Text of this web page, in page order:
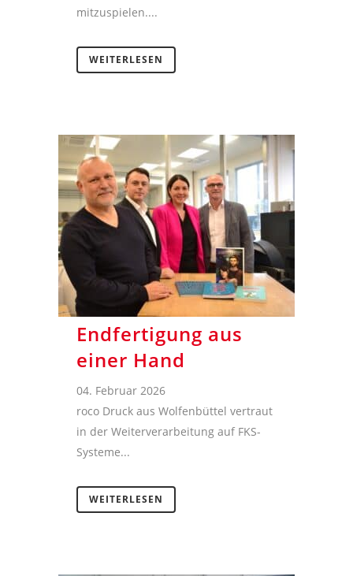
mitzuspielen....
WEITERLESEN
Endfertigung aus
einer Hand
04. Februar 2026
roco Druck aus Wolfenbüttel vertraut
in der Weiterverarbeitung auf FKS-
Systeme...
WEITERLESEN